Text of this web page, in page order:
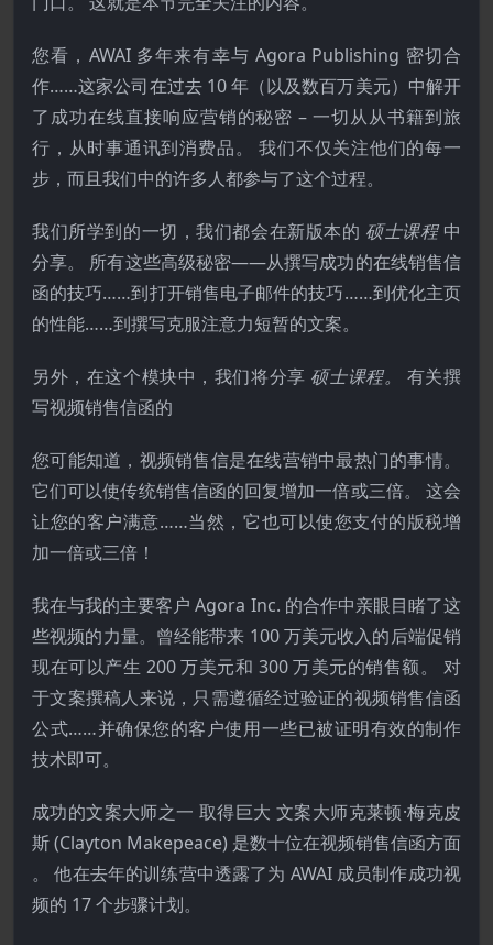
您看，AWAI 多年来有幸与 Agora Publishing 密切合
作……这家公司在过去 10 年（以及数百万美元）中解开
了成功在线直接响应营销的秘密 – 一切从从书籍到旅
行，从时事通讯到消费品。 我们不仅关注他们的每一
步，而且我们中的许多人都参与了这个过程。
我们所学到的一切，我们都会在新版本的 硕士课程 中
分享。 所有这些高级秘密——从撰写成功的在线销售信
函的技巧……到打开销售电子邮件的技巧……到优化主页
的性能……到撰写克服注意力短暂的文案。
另外，在这个模块中，我们将分享 硕士课程。 有关撰
写视频销售信函的
您可能知道，视频销售信是在线营销中最热门的事情。
它们可以使传统销售信函的回复增加一倍或三倍。 这会
让您的客户满意……当然，它也可以使您支付的版税增
加一倍或三倍！
我在与我的主要客户 Agora Inc. 的合作中亲眼目睹了这
些视频的力量。曾经能带来 100 万美元收入的后端促销
现在可以产生 200 万美元和 300 万美元的销售额。 对
于文案撰稿人来说，只需遵循经过验证的视频销售信函
公式……并确保您的客户使用一些已被证明有效的制作
技术即可。
成功的文案大师之一 取得巨大 文案大师克莱顿·梅克皮
斯 (Clayton Makepeace) 是数十位在视频销售信函方面
。 他在去年的训练营中透露了为 AWAI 成员制作成功视
频的 17 个步骤计划。